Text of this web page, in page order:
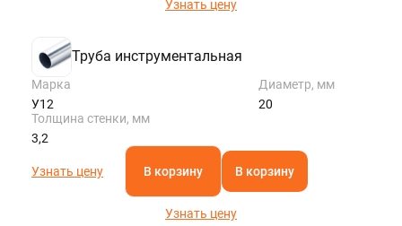
Узнать цену
Труба инструментальная
Марка
У12
Диаметр, мм
20
Толщина стенки, мм
3,2
Узнать цену В корзину В корзину
Узнать цену